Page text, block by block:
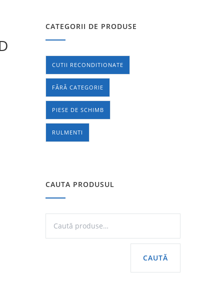
CATEGORII DE PRODUSE
CUTII RECONDITIONATE
FĂRĂ CATEGORIE
PIESE DE SCHIMB
RULMENTI
CAUTA PRODUSUL
CAUTĂ